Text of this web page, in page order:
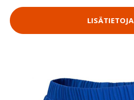
LISÄTIETOJA